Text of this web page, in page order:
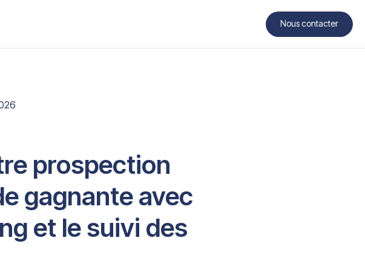
Nous contacter
Contact
prospection
gagnante avec
et le suivi des